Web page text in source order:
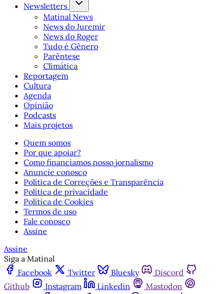
Newsletters
Matinal News
News do Juremir
News do Roger
Tudo é Gênero
Parêntese
Climática
Reportagem
Cultura
Agenda
Opinião
Podcasts
Mais projetos
Quem somos
Por que apoiar?
Como financiamos nosso jornalismo
Anuncie conosco
Política de Correções e Transparência
Política de privacidade
Política de Cookies
Termos de uso
Fale conosco
Assine
Assine
Siga a Matinal
Facebook
Twitter Bluesky
Discord
Github
Instagram Linkedin
Mastodon